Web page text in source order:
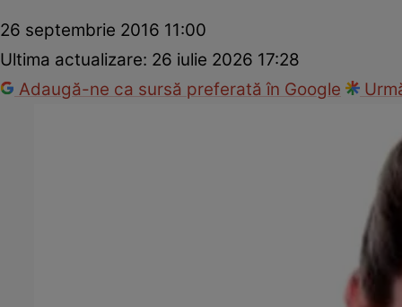
26 septembrie 2016 11:00
Ultima actualizare: 26 iulie 2026 17:28
Adaugă-ne ca sursă preferată în Google